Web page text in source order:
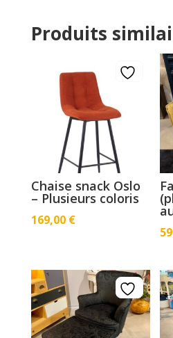
Produits
Chaise snack Oslo
– Plusieurs coloris
169,00 €